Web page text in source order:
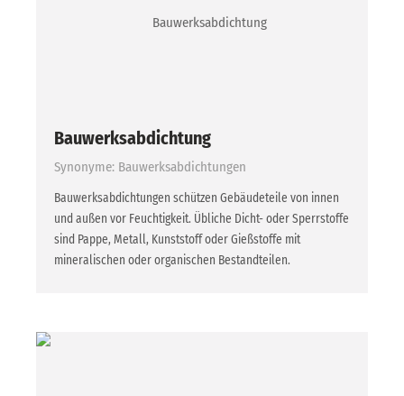
Bauwerksabdichtung
Synonyme: Bauwerksabdichtungen
Bauwerksabdichtungen schützen Gebäudeteile von innen
und außen vor Feuchtigkeit. Übliche Dicht- oder Sperrstoffe
sind Pappe, Metall, Kunststoff oder Gießstoffe mit
mineralischen oder organischen Bestandteilen.